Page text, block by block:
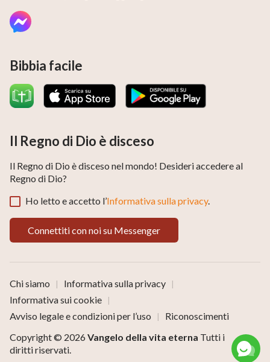
Bibbia facile
Il Regno di Dio è disceso
Il Regno di Dio è disceso nel mondo! Desideri accedere al
Regno di Dio?
Ho letto e accetto l’Informativa sulla privacy.
Connettiti con noi su Messenger
Chi siamo | Informativa sulla privacy |
Informativa sui cookie |
Avviso legale e condizioni per l’uso |
Riconoscimenti
Copyright © 2026Vangelo della vita eterna Tutti i
diritti riservati.